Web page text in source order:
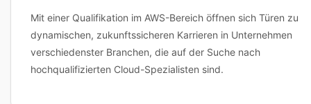
Mit einer Qualifikation im AWS-Bereich öffnen sich Türen zu
dynamischen, zukunftssicheren Karrieren in Unternehmen
verschiedenster Branchen, die auf der Suche nach
hochqualifizierten Cloud-Spezialisten sind.